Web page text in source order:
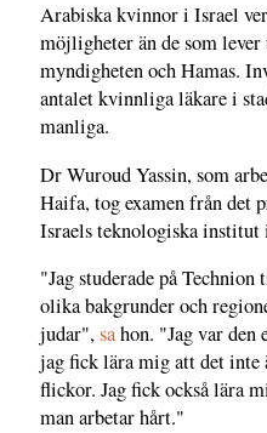
Arabiska kvinnor i Israel
möjligheter än de som lever
myndigheten och Hamas.
antalet kvinnliga läkare i
manliga.
Dr Wuroud Yassin, som
Haifa, tog examen från det
Israels teknologiska institut
"Jag studerade på
olika bakgrunder och
judar",sahon. "Jag var
jag fick lära mig att det
flickor. Jag fick också lära
man arbetar hårt."